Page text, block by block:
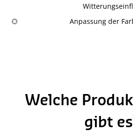
Anpassung der
Welche
gibt